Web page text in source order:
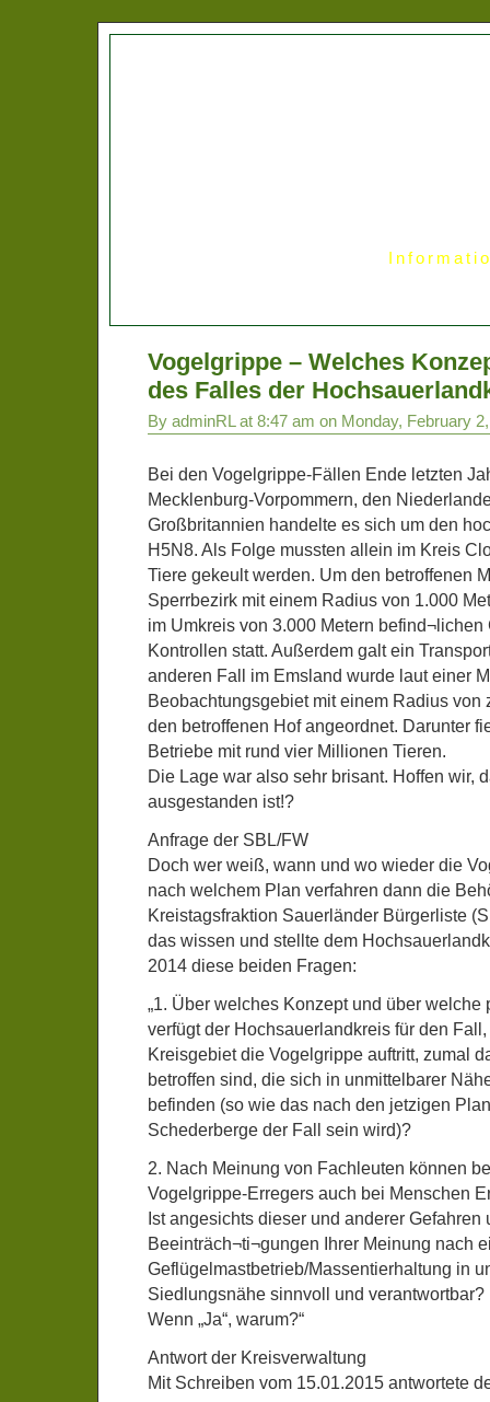
Vogelgrippe – Welches
des Falles der
By adminRL at 8:47 am on Monday, February
Bei den Vogelgrippe-Fällen Ende letzten
Mecklenburg-Vorpommern, den
Großbritannien handelte es sich um den
H5N8. Als Folge mussten allein im Kreis
Tiere gekeult werden. Um den betroffenen
Sperrbezirk mit einem Radius von 1.000
im Umkreis von 3.000 Metern
Kontrollen statt. Außerdem galt ein
anderen Fall im Emsland wurde laut einer
Beobachtungsgebiet mit einem Radius von
den betroffenen Hof angeordnet. Darunter
Betriebe mit rund vier Millionen Tieren.
Die Lage war also sehr brisant. Hoffen wir,
ausgestanden ist!?
Anfrage der SBL/FW
Doch wer weiß, wann und wo wieder die
nach welchem Plan verfahren dann die
Kreistagsfraktion Sauerländer Bürgerliste
das wissen und stellte dem
2014 diese beiden Fragen:
„1. Über welches Konzept und über welche
verfügt der Hochsauerlandkreis für den
Kreisgebiet die Vogelgrippe auftritt, zumal
betroffen sind, die sich in unmittelbarer
befinden (so wie das nach den jetzigen
Schederberge der Fall sein wird)?
2. Nach Meinung von Fachleuten können
Vogelgrippe-Erregers auch bei Menschen
Ist angesichts dieser und anderer Gefahren
Beeinträch¬ti¬gungen Ihrer Meinung nach
Geflügelmastbetrieb/Massentierhaltung in
Siedlungsnähe sinnvoll und verantwortbar?
Wenn „Ja“, warum?“
Antwort der Kreisverwaltung
Mit Schreiben vom 15.01.2015 antwortete